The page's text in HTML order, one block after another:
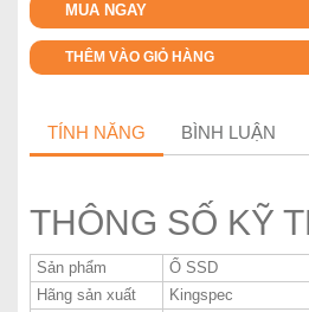
MUA NGAY
THÊM VÀO GIỎ HÀNG
TÍNH NĂNG BÌNH LUẬN
THÔNG SỐ KỸ
Sản phẩm
Ổ SSD
Hãng sản xuất
Kingspec